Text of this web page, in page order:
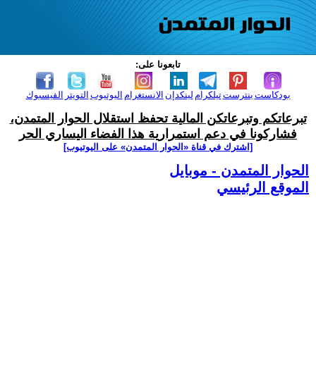
تابعونا على:
الفيسبوك التويتر اليوتيوب الانستغرام لينكدإن تيلكرامبنترست بودكاست
تبرعاتكم وتبرعاتكن المالية تحفظ استقلال الحوار المتمدن،
فشاركونا في دعم استمرارية هذا الفضاء اليساري الحر
[اشترك في قناة ‫«الحوار المتمدن» على اليوتيوب]
الحوار المتمدن - موبايل
الموقع الرئيسي